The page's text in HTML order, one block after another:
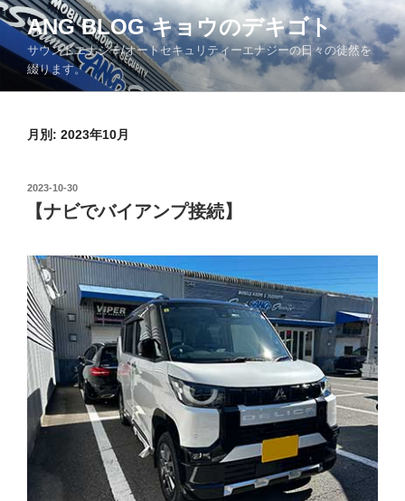
コ
ン
テ
ツ
ANG BLOG キョウのデキゴト
サウンドエナジー/オートセキュリティーエナジーの日々の徒然を
綴ります。
月別: 2023年10月
投
稿
日:
2023-10-30
【ナビでバイアンプ接続】